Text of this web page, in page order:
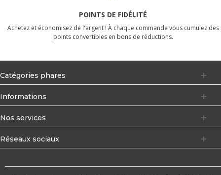
POINTS DE FIDÉLITÉ
Achetez et économisez de l'argent ! À chaque commande vous cumulez des
points convertibles en bons de réductions.
Catégories phares
Informations
Nos services
Réseaux sociaux